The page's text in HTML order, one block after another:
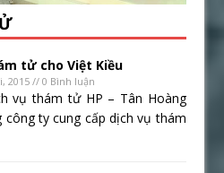
tử cho Việt Kiều
2015 // 0 Bình luận
vụ thám tử HP – Tân Hoàng
ty cung cấp dịch vụ thám